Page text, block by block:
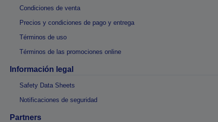
Condiciones de venta
Precios y condiciones de pago y entrega
Términos de uso
Términos de las promociones online
Información legal
Safety Data Sheets
Notificaciones de seguridad
Partners